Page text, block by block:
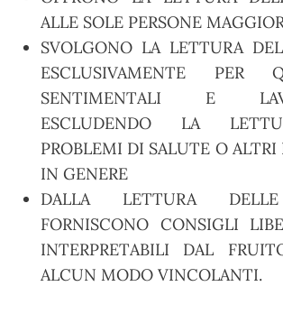
ALLE SOLE PERSONE
SVOLGONO LA LETTURA
ESCLUSIVAMENTE PER
SENTIMENTALI E
ESCLUDENDO LA
PROBLEMI DI SALUTE O ALTRI
IN GENERE
DALLA LETTURA
FORNISCONO CONSIGLI
INTERPRETABILI DAL
ALCUN MODO VINCOLANTI.